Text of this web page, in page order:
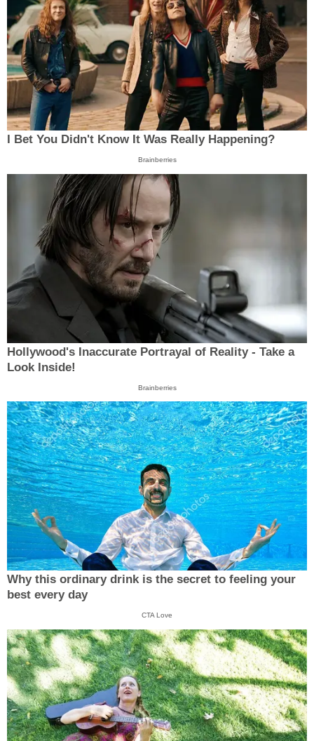
I Bet You Didn't Know It Was Really Happening?
Brainberries
Hollywood's Inaccurate Portrayal of Reality - Take a
Look Inside!
Brainberries
Why this ordinary drink is the secret to feeling your
best every day
CTA Love